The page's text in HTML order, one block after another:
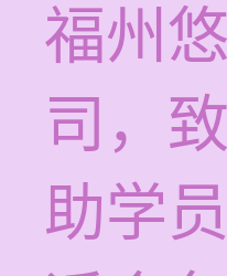
福州
司，
助学